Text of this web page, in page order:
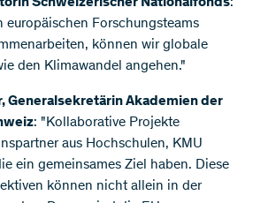
Schweizerischer Nationalfonds:
europäischen Forschungsteams
können wir globale
den Klimawandel angehen."
Generalsekretärin Akademien der
: "Kollaborative Projekte
aus Hochschulen, KMU
ein gemeinsames Ziel haben. Diese
können nicht allein in der